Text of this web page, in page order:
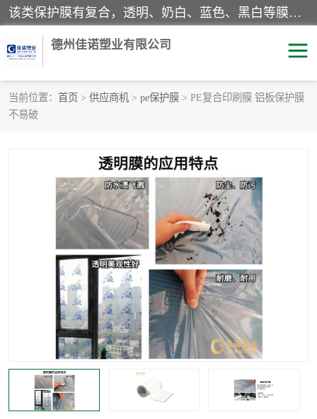
该类保护膜有复合，透明、奶白、蓝色、黑白等膜型。特高粘，高粘，中高粘，中粘，中低粘，低粘等。对于不同的粘力要求有相应的产品相适配。无胶渍残留污染。在较宽的收卷幅度下平整无皱纹，收卷长度大，利于机械化及自动化施工粘贴。为您的产品提供的表面保护解决方案。 产品广泛适用于：铝材、不锈钢、金属、塑料、电子、家电、家具、玻璃、化工材料、装饰材料等。
德州佳诺塑业有限公司
当前位置： 首页 > 供应商机 > pe保护膜 > PE复合印刷膜 铝板保护膜
不易破
pe保护膜
家具保护膜
拉伸缠绕膜 透明保护膜
黑白保护膜 乳白保护膜
明蓝保护膜 纯黑保护膜
印字保护膜 彩钢板保护膜
不绣钢板保护膜 两边上胶保护膜
不锈钢板保护膜 一次性隔离膜